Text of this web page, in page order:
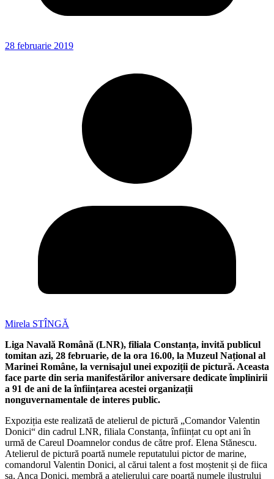
28 februarie 2019
Mirela STÎNGĂ
Liga Navală Română (LNR), filiala Constanța, invită publicul
tomitan azi, 28 februarie, de la ora 16.00, la Muzeul Național al
Marinei Române, la vernisajul unei expoziții de pictură. Aceasta
face parte din seria manifestărilor aniversare dedicate împlinirii
a 91 de ani de la înființarea acestei organizații
nonguvernamentale de interes public.
Expoziția este realizată de atelierul de pictură „Comandor Valentin
Donici“ din cadrul LNR, filiala Constanța, înființat cu opt ani în
urmă de Careul Doamnelor condus de către prof. Elena Stănescu.
Atelierul de pictură poartă numele reputatului pictor de marine,
comandorul Valentin Donici, al cărui talent a fost moștenit și de fiica
sa, Anca Donici, membră a atelierului care poartă numele ilustrului